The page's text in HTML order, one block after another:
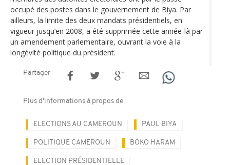
occupé des postes dans le gouvernement de Biya. Par
ailleurs, la limite des deux mandats présidentiels, en
vigueur jusqu’en 2008, a été supprimée cette année-là par
un amendement parlementaire, ouvrant la voie à la
longévité politique du président.
Partager
Plus d'informations à propos de
ELECTIONS AU CAMEROUN PAUL BIYA
POLITIQUE CAMEROUN BOKO HARAM
ELECTION PRÉSIDENTIELLE